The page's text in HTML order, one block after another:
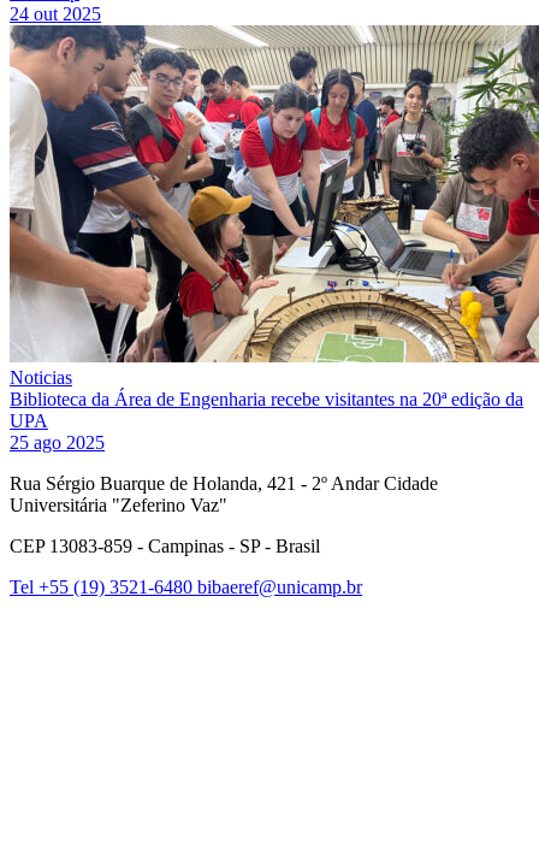
24 out 2025
Noticias
Biblioteca da Área de Engenharia recebe visitantes na 20ª edição da
UPA
25 ago 2025
Rua Sérgio Buarque de Holanda, 421 - 2º Andar Cidade
Universitária "Zeferino Vaz"
CEP 13083-859 - Campinas - SP - Brasil
Tel +55 (19) 3521-6480 bibaeref@unicamp.br